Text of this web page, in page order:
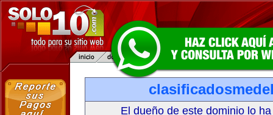
El dueño de este dominio lo